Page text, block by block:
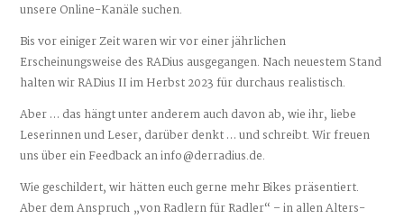
unsere Online-Kanäle suchen.
Bis vor einiger Zeit waren wir vor einer jährlichen
Erscheinungsweise des RADius ausgegangen. Nach neuestem Stand
halten wir RADius II im Herbst 2023 für durchaus realistisch.
Aber … das hängt unter anderem auch davon ab, wie ihr, liebe
Leserinnen und Leser, darüber denkt … und schreibt. Wir freuen
uns über ein Feedback an info@derradius.de.
Wie geschildert, wir hätten euch gerne mehr Bikes präsentiert.
Aber dem Anspruch „von Radlern für Radler“ –in allen Alters-